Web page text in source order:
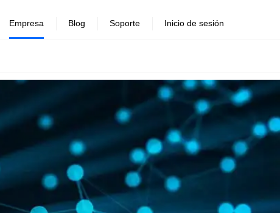
Empresa Blog Soporte Inicio de sesión